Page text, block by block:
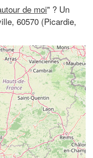
de moi" ? Un
60570 (Picardie,